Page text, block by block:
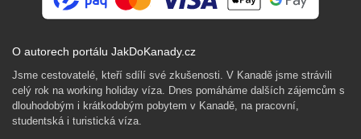
O autorech portálu JakDoKanady.cz
Jsme cestovatelé, kteří sdílí své zkušenosti. V Kanadě jsme strávili
celý rok na working holiday víza. Dnes pomáháme dalších zájemcům s
dlouhodobým i krátkodobým pobytem v Kanadě, na pracovní,
studentská i turistická víza.